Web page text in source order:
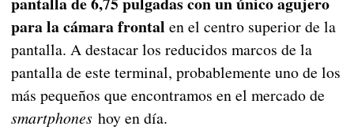
para la cámara frontal en el centro superior de la
pantalla. A destacar los reducidos marcos de la
pantalla de este terminal, probablemente uno de los
más pequeños que encontramos en el mercado de
smartphoneshoy en día.